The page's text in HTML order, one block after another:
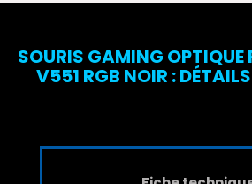
SOURIS GAMING OPTIQUE
V551 RGB NOIR :